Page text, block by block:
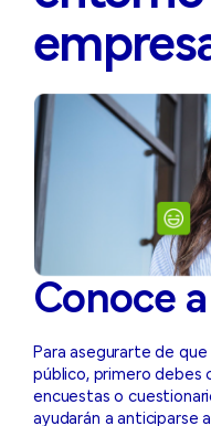
Conoce
Para asegurarte de
público, primero debes
encuestas o
ayudarán a anticiparse